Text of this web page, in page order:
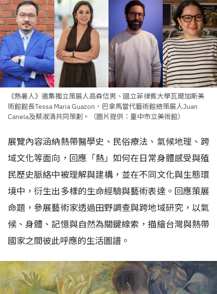
《熱暑人》邀集獨立策展人高森信男、國立菲律賓大學瓦爾加斯美
術館館長Tessa Maria Guazon、巴拿馬當代藝術館總策展人Juan
Canela及蔡淑清共同策劃。（圖片提供：臺中市立美術館）
展覽內容涵納熱帶醫學史、民俗療法、氣候地理、跨
域文化等面向，回應「熱」如何在日常身體感受與殖
民歷史脈絡中被理解與建構，並在不同文化與生態環
境中，衍生出多樣的生命經驗與藝術表達。回應策展
命題，參展藝術家透過田野調查與跨地域研究，以氣
候、身體、記憶與自然為關鍵線索，描繪台灣與熱帶
國家之間彼此呼應的生活圖譜。